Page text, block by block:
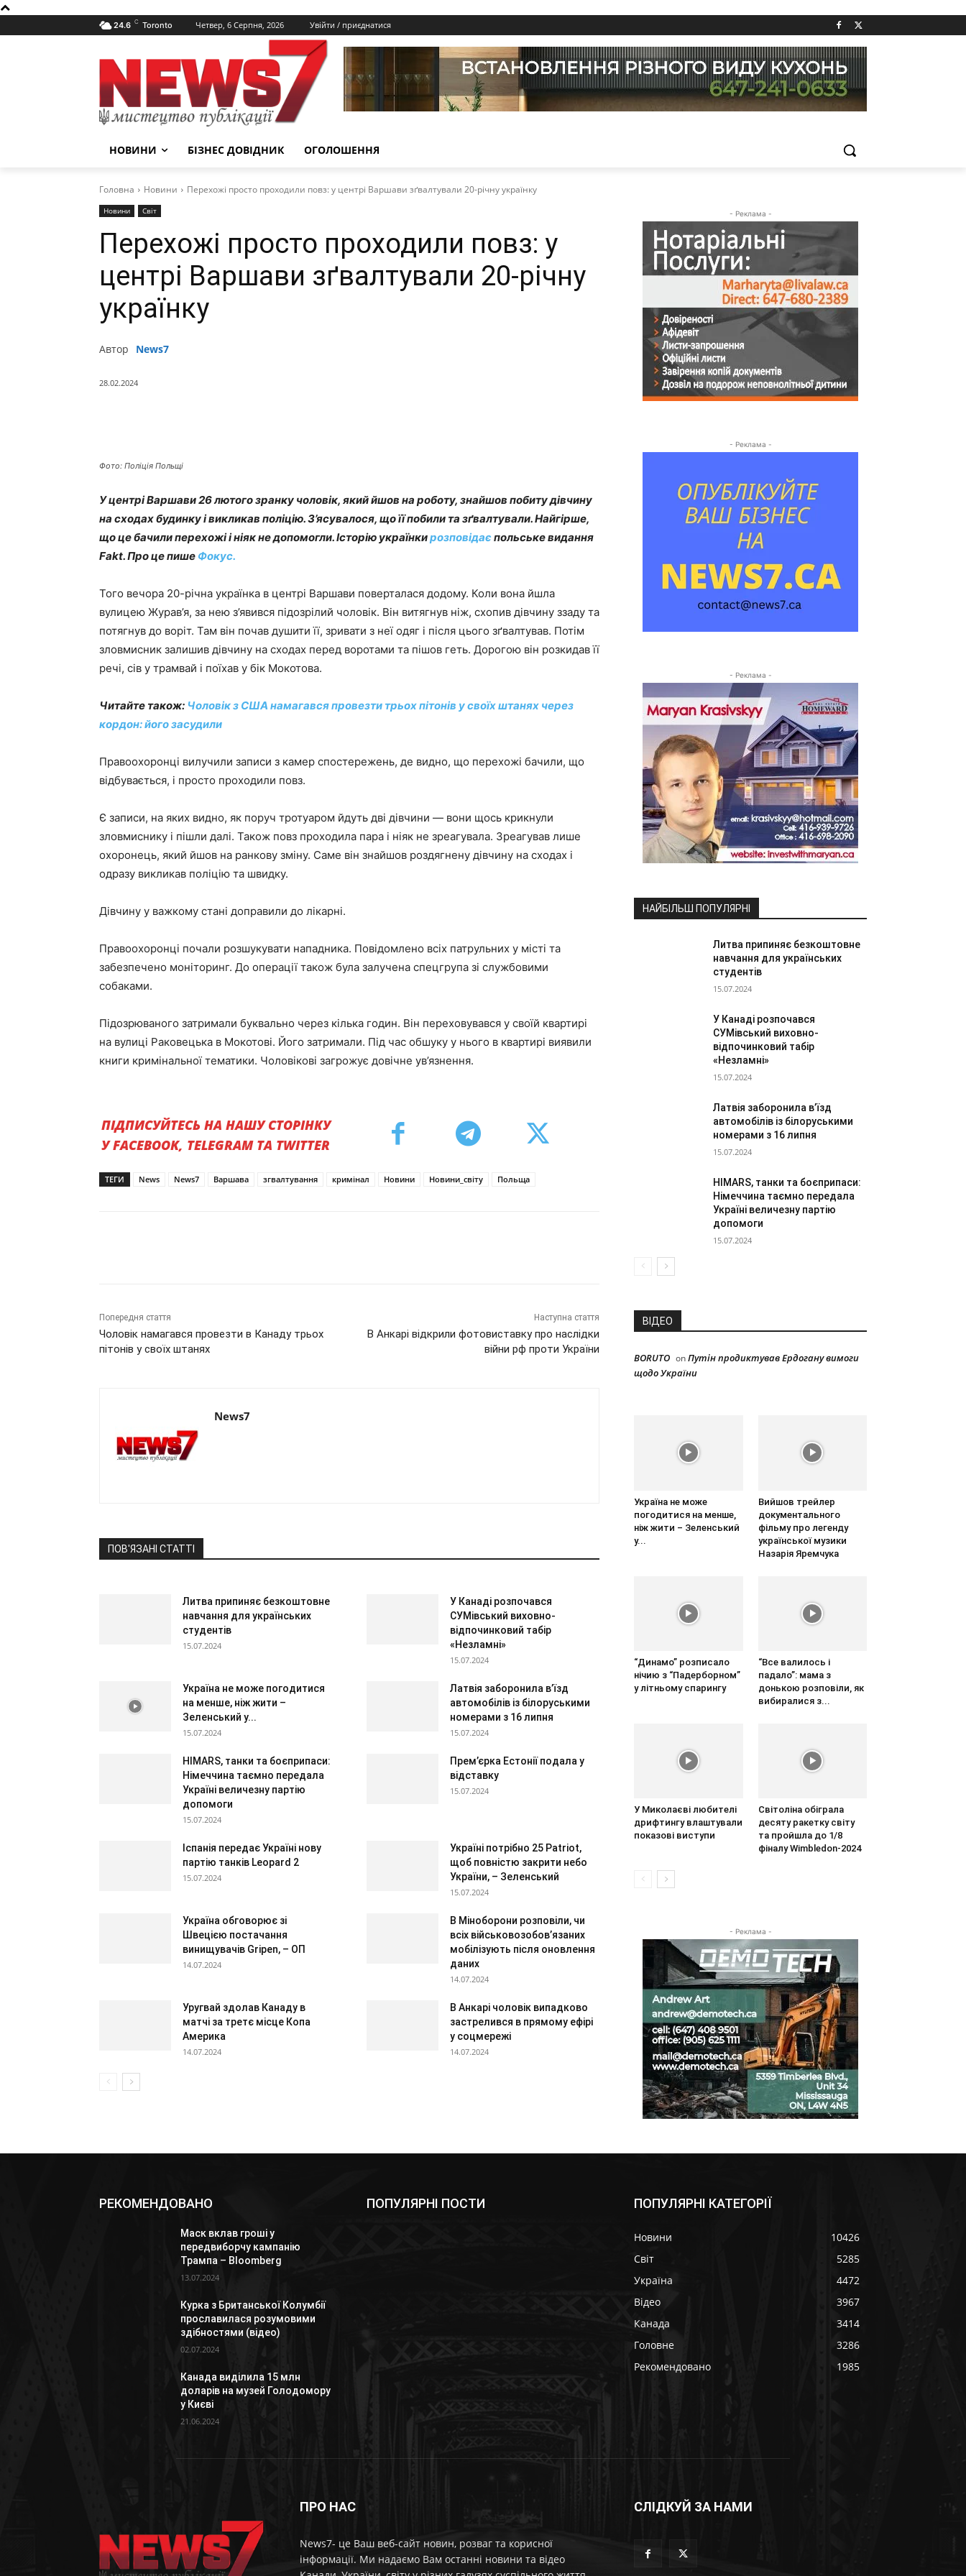
24.6 C Toronto Четвер, 6 Серпня, 2026 Увійти / приєднатися
НОВИНИ БІЗНЕС ДОВІДНИК ОГОЛОШЕННЯ
Головна Новини Перехожі просто проходили повз: у центрі Варшави зґвалтували 20-річну українку
Новини Світ
Перехожі просто проходили повз: у
центрі Варшави зґвалтували 20-річну
українку
Автор News7
28.02.2024
Фото: Поліція Польщі
У центрі Варшави 26 лютого зранку чоловік, який йшов на роботу, знайшов побиту дівчину
на сходах будинку і викликав поліцію. З’ясувалося, що її побили та зґвалтували. Найгірше,
що це бачили перехожі і ніяк не допомогли. Історію українкирозповідаєпольське видання
Fakt. Про це пише Фокус.
Того вечора 20-річна українка в центрі Варшави поверталася додому. Коли вона йшла
вулицею Журав’я, за нею з’явився підозрілий чоловік. Він витягнув ніж, схопив дівчину ззаду та
потягнув до воріт. Там він почав душити її, зривати з неї одяг і після цього зґвалтував. Потім
зловмисник залишив дівчину на сходах перед воротами та пішов геть. Дорогою він розкидав її
речі, сів у трамвай і поїхав у бік Мокотова.
Читайте також: Чоловік з США намагався провезти трьох пітонів у своїх штанях через
кордон: його засудили
Правоохоронці вилучили записи з камер спостережень, де видно, що перехожі бачили, що
відбувається, і просто проходили повз.
Є записи, на яких видно, як поруч тротуаром йдуть дві дівчини — вони щось крикнули
зловмиснику і пішли далі. Також повз проходила пара і ніяк не зреагувала. Зреагував лише
охоронець, який йшов на ранкову зміну. Саме він знайшов роздягнену дівчину на сходах і
одразу викликав поліцію та швидку.
Дівчину у важкому стані доправили до лікарні.
Правоохоронці почали розшукувати нападника. Повідомлено всіх патрульних у місті та
забезпечено моніторинг. До операції також була залучена спецгрупа зі службовими
собаками.
Підозрюваного затримали буквально через кілька годин. Він переховувався у своїй квартирі
на вулиці Раковецька в Мокотові. Його затримали. Під час обшуку у нього в квартирі виявили
книги кримінальної тематики. Чоловікові загрожує довічне ув’язнення.
ПІДПИСУЙТЕСЬ НА НАШУ СТОРІНКУ
У FACEBOOK, TELEGRAM ТА TWITTER
ТЕГИ News News7 Варшава згвалтування кримінал Новини Новини_світу Польща
Попередня стаття
Чоловік намагався провезти в Канаду трьох
пітонів у своїх штанях
Наступна стаття
В Анкарі відкрили фотовиставку про наслідки
війни рф проти України
News7
ПОВ'ЯЗАНІ СТАТТІ
Литва припиняє безкоштовне
навчання для українських
студентів
15.07.2024
У Канаді розпочався
СУМівський виховно-
відпочинковий табір
«Незламні»
15.07.2024
Україна не може погодитися
на менше, ніж жити –
Зеленський у...
15.07.2024
Латвія заборонила в’їзд
автомобілів із білоруськими
номерами з 16 липня
15.07.2024
HIMARS, танки та боєприпаси:
Німеччина таємно передала
Україні величезну партію
допомоги
15.07.2024
Прем’єрка Естонії подала у
відставку
15.07.2024
Іспанія передає Україні нову
партію танків Leopard 2
15.07.2024
Україні потрібно 25 Patriot,
щоб повністю закрити небо
України, – Зеленський
15.07.2024
Україна обговорює зі
Швецією постачання
винищувачів Gripen, – ОП
14.07.2024
В Міноборони розповіли, чи
всіх військовозобов’язаних
мобілізують після оновлення
даних
14.07.2024
Уругвай здолав Канаду в
матчі за третє місце Копа
Америка
14.07.2024
В Анкарі чоловік випадково
застрелився в прямому ефірі
у соцмережі
14.07.2024
- Реклама -
- Реклама -
- Реклама -
НАЙБІЛЬШ ПОПУЛЯРНІ
Литва припиняє безкоштовне
навчання для українських
студентів
15.07.2024
У Канаді розпочався
СУМівський виховно-
відпочинковий табір
«Незламні»
15.07.2024
Латвія заборонила в’їзд
автомобілів із білоруськими
номерами з 16 липня
15.07.2024
HIMARS, танки та боєприпаси:
Німеччина таємно передала
Україні величезну партію
допомоги
15.07.2024
ВІДЕО
BORUTO onПутін продиктував Ердогану вимоги
щодо України
Україна не може
погодитися на менше,
ніж жити – Зеленський
у...
Вийшов трейлер
документального
фільму про легенду
української музики
Назарія Яремчука
“Динамо” розписало
нічию з “Падерборном”
у літньому спарингу
“Все валилось і
падало”: мама з
донькою розповіли, як
вибиралися з...
У Миколаєві любителі
дрифтингу влаштували
показові виступи
Світоліна обіграла
десяту ракетку світу
та пройшла до 1/8
фіналу Wimbledon-2024
- Реклама -
РЕКОМЕНДОВАНО
Маск вклав гроші у
передвиборчу кампанію
Трампа – Bloomberg
13.07.2024
Курка з Британської Колумбії
прославилася розумовими
здібностями (відео)
02.07.2024
Канада виділила 15 млн
доларів на музей Голодомору
у Києві
21.06.2024
ПОПУЛЯРНІ ПОСТИ ПОПУЛЯРНІ КАТЕГОРІЇ
Новини
10426
Світ
5285
Україна
4472
Відео
3967
Канада
3414
Головне
3286
Рекомендовано
1985
ПРО НАС
News7- це Ваш веб-сайт новин, розваг та корисної
інформації. Ми надаємо Вам останні новини та відео
СЛІДКУЙ ЗА НАМИ